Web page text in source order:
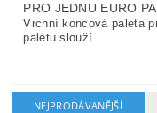
PRO JEDNU EURO
Vrchní koncová paleta
paletu slouží...
NEJPRODÁVANĚJŠÍ